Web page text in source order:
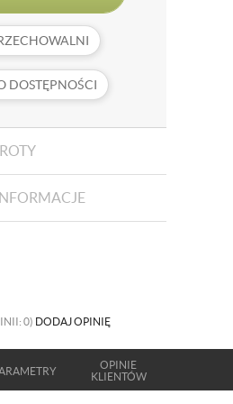
DOSTĘPNOŚCI
0) DODAJ OPINIĘ
OPINIE
KLIENTÓW